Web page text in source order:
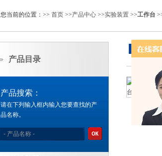
您当前的位置：>> 首页 >>产品中心 >>实验装置 >>工作台
产品目录
产品搜索：
请在下列输入框内输入您要查找的产
品名称。
产品